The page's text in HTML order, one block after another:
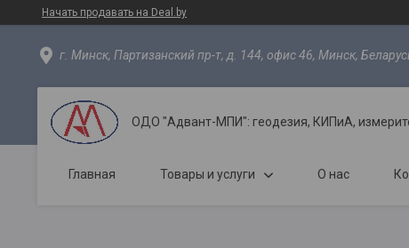
Начать продавать на Deal.by
г. Минск, Партизанский пр-т, д. 144, офис 46, Минск,
ОДО "Адвант-МПИ": геодезия, КИПиА,
Главная Товары и услуги О нас